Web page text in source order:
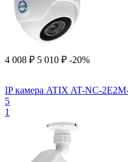
4 008 ₽ 5 010 ₽ -20%
IP камера ATIX AT-NC-
5
1